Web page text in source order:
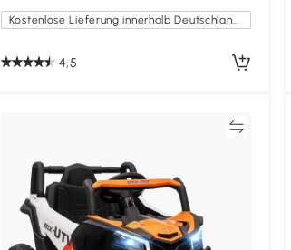
Kostenlose Lieferung innerhalb Deutschlands
4,5